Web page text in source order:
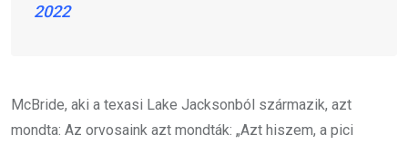
2022
McBride, aki a texasi Lake Jacksonból származik, azt
mondta: Az orvosaink azt mondták: „Azt hiszem, a pici